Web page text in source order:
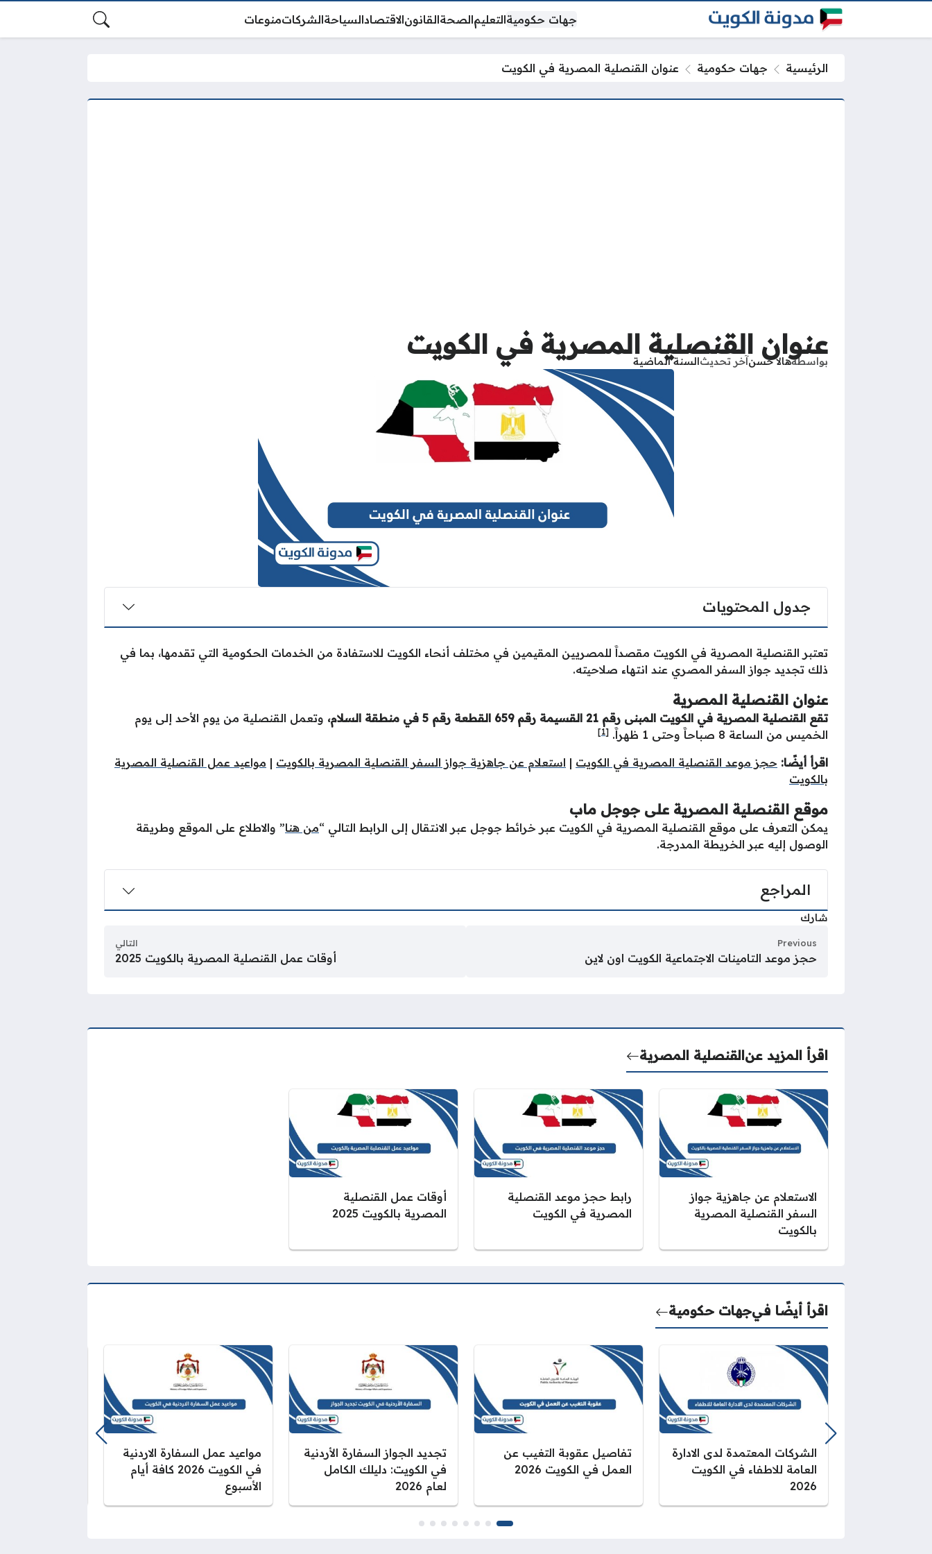
جهات حكوميةالتعليمالصحةالقانونالاقتصادالسياحةالشركاتمنوعات
الرئيسية جهات حكومية عنوان القنصلية المصرية في الكويت
عنوان القنصلية المصرية في الكويت
بواسطةهالا حسنآخر تحديثالسنة الماضية
جدول المحتويات
تعتبر القنصلية المصرية في الكويت مقصداََ للمصريين المقيمين في مختلف أنحاء الكويت للاستفادة من الخدمات الحكومية التي تقدمها، بما في
ذلك تجديد جواز السفر المصري عند انتهاء صلاحيته.
عنوان القنصلية المصرية
تقع القنصلية المصرية في الكويت المبنى رقم 21 القسيمة رقم 659 القطعة رقم 5 في منطقة السلام،
وتعمل القنصلية من يوم الأحد إلى يوم
الخميس من الساعة 8 صباحاََ وحتى 1 ظهراََ.
[1]
اقرأ أيضًا: حجز موعد القنصلية المصرية في الكويت | استعلام عن جاهزية جواز السفر القنصلية المصرية بالكويت | مواعيد عمل القنصلية المصرية
بالكويت
موقع القنصلية المصرية على جوجل ماب
يمكن التعرف على موقع القنصلية المصرية في الكويت عبر خرائط جوجل عبر الانتقال إلى الرابط التالي “من هنا” والاطلاع على الموقع وطريقة
الوصول إليه عبر الخريطة المدرجة.
المراجع
شارك
Previous
حجز موعد التامينات الاجتماعية الكويت اون لاين
التالي
أوقات عمل القنصلية المصرية بالكويت 2025
اقرأ المزيد عنالقنصلية المصرية
الاستعلام عن جاهزية جواز
السفر القنصلية المصرية
بالكويت
رابط حجز موعد القنصلية
المصرية في الكويت
أوقات عمل القنصلية
المصرية بالكويت 2025
اقرأ أيضًا فيجهات حكومية
الشركات المعتمدة لدى الادارة
العامة للاطفاء في الكويت
2026
تفاصيل عقوبة التغيب عن
العمل في الكويت 2026
تجديد الجواز السفارة الأردنية
في الكويت: دليلك الكامل
لعام 2026
مواعيد عمل السفارة الاردنية
في الكويت 2026 كافة أيام
الأسبوع